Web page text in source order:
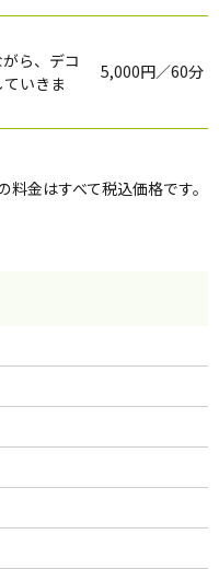
ら、デコ
いきま
5,000円／60分
金はすべて税込価格です。